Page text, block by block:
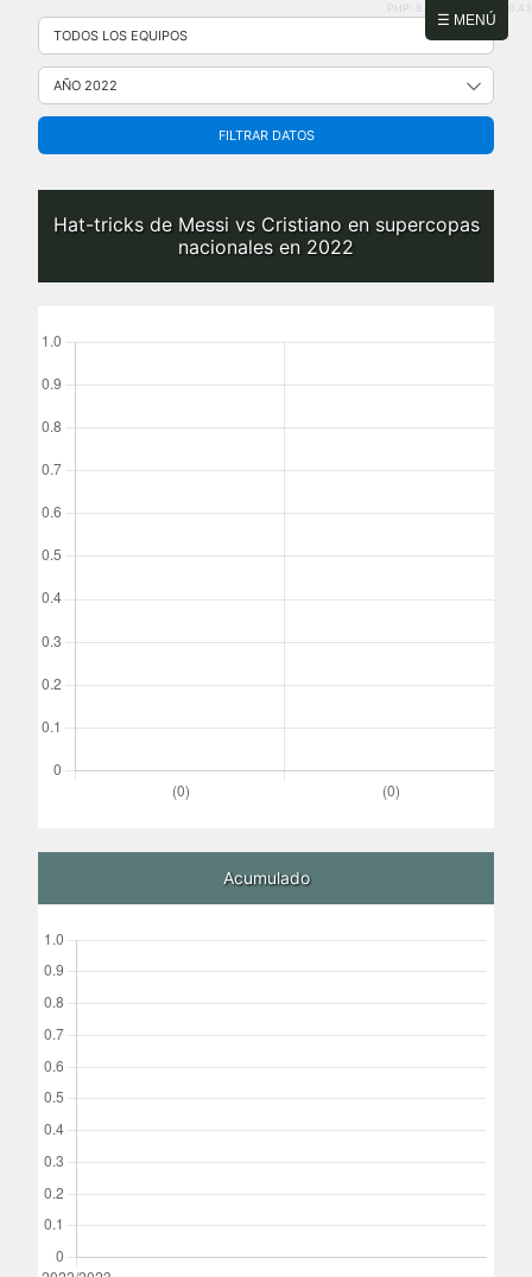
☰ MENÚ
Saltar
contenido
PHP: 8.2.31 | MySQL: 8.0.43
FILTRAR DATOS
Hat-tricks de Messi vs Cristiano en supercopas
nacionales en 2022
Acumulado